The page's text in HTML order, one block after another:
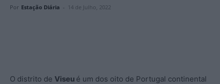
Por Estação Diária - 14 de Julho, 2022
O distrito de Viseu é um dos oito de Portugal continental